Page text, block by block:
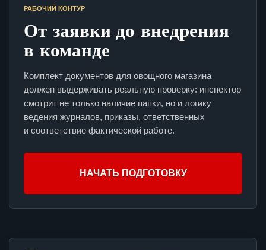
РАБОЧИЙ КОНТУР
От заявки до внедрения
в команде
Комплект документов для овощного магазина
должен выдерживать реальную проверку: инспектор
смотрит не только наличие папки, но и логику
ведения журналов, приказы, ответственных
и соответствие фактической работе.
НАЧАТЬ ПОДГОТОВКУ